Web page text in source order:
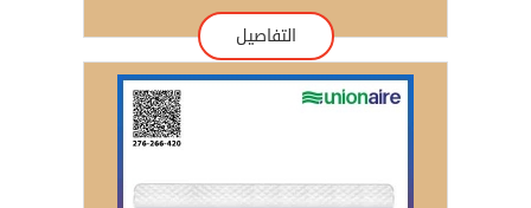
التفاصيل